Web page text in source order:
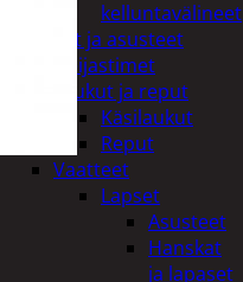
kelluntavälineet
Vaatteet ja asusteet
Heijastimet
Laukut ja reput
Käsilaukut
Reput
Vaatteet
Lapset
Asusteet
Hanskat
ja lapaset